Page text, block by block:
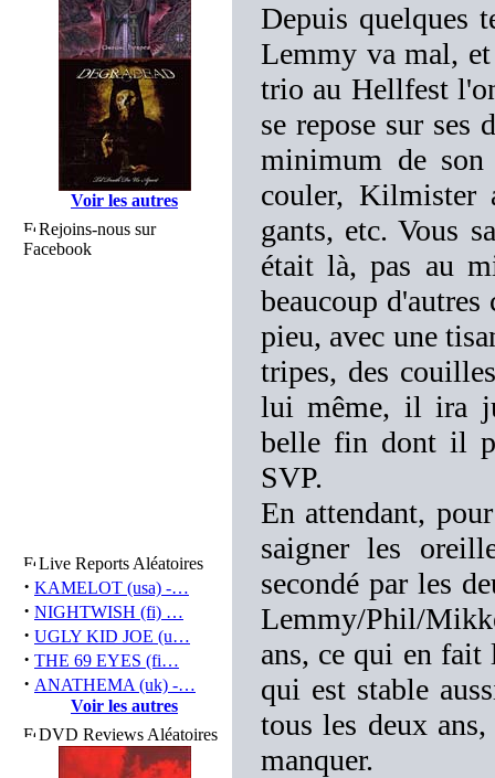
Voir les autres
Rejoins-nous sur
Facebook
Live Reports Aléatoires
· KAMELOT (usa) -…
· NIGHTWISH (fi) …
· UGLY KID JOE (u…
· THE 69 EYES (fi…
· ANATHEMA (uk) -…
Voir les autres
DVD Reviews Aléatoires
Depuis quelques
Lemmy va mal,
trio au Hellfest
se repose sur
minimum de son
couler, Kilmister
gants, etc. Vous
était là, pas au
beaucoup
pieu, avec une
tripes, des
lui même, il ira
belle fin dont il
SVP.
En attendant,
saigner les
secondé par les
Lemmy/Phil/
ans, ce qui en
qui est stable
tous les deux
manquer.